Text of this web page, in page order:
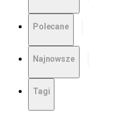
Polecane
Najnowsze
Tagi